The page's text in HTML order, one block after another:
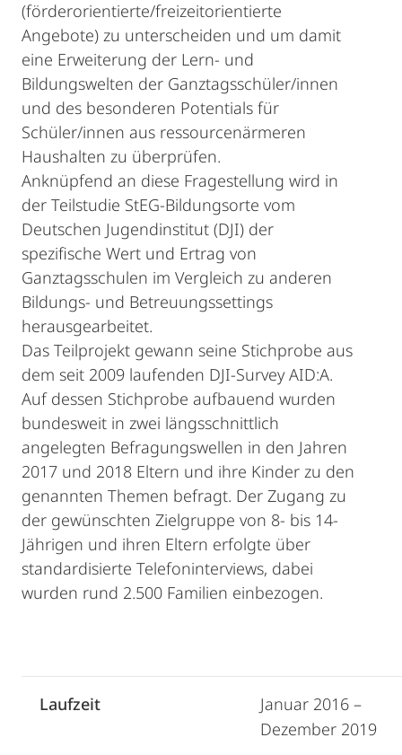
(förderorientierte/freizeitorientierte
Angebote) zu unterscheiden und um damit
eine Erweiterung der Lern- und
Bildungswelten der Ganztagsschüler/innen
und des besonderen Potentials für
Schüler/innen aus ressourcenärmeren
Haushalten zu überprüfen.
Anknüpfend an diese Fragestellung wird in
der Teilstudie StEG-Bildungsorte vom
Deutschen Jugendinstitut (DJI) der
spezifische Wert und Ertrag von
Ganztagsschulen im Vergleich zu anderen
Bildungs- und Betreuungssettings
herausgearbeitet.
Das Teilprojekt gewann seine Stichprobe aus
dem seit 2009 laufenden DJI-Survey AID:A.
Auf dessen Stichprobe aufbauend wurden
bundesweit in zwei längsschnittlich
angelegten Befragungswellen in den Jahren
2017 und 2018 Eltern und ihre Kinder zu den
genannten Themen befragt. Der Zugang zu
der gewünschten Zielgruppe von 8- bis 14-
Jährigen und ihren Eltern erfolgte über
standardisierte Telefoninterviews, dabei
wurden rund 2.500 Familien einbezogen.
Laufzeit
Januar 2016 –
Dezember 2019